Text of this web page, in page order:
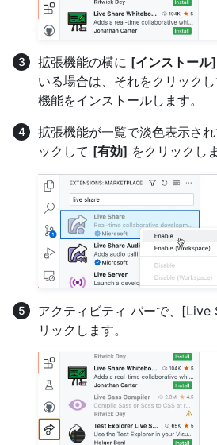
拡張機能の横に [インストール]
いる場合は、それをクリック
機能をインストールします。
拡張機能が一覧で淡色表示さ
ックして [有効] をクリックし
アクティビティ バーで、[Live
リックします。